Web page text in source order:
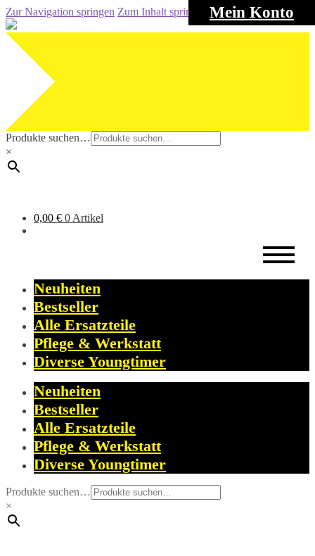
Mein Konto
Zur Navigation springen Zum Inhalt springen
Produkte suchen…
×
0,00 € 0 Artikel
Neuheiten
Bestseller
Alle Ersatzteile
Pflege & Werkstatt
Diverse Youngtimer
Neuheiten
Bestseller
Alle Ersatzteile
Pflege & Werkstatt
Diverse Youngtimer
Produkte suchen…
×